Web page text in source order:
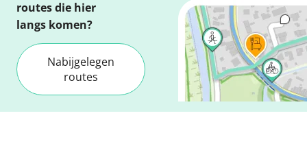
routes die hier
langs komen?
Nabijgelegen
routes